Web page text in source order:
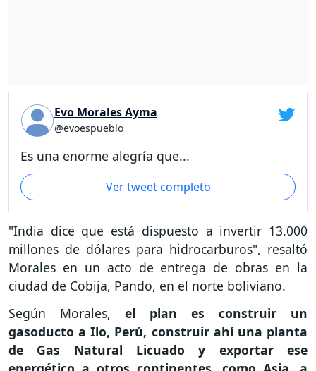
Evo Morales Ayma
@evoespueblo
Es una enorme alegría que...
Ver tweet completo
"India dice que está dispuesto a invertir 13.000
millones de dólares para hidrocarburos", resaltó
Morales en un acto de entrega de obras en la
ciudad de Cobija, Pando, en el norte boliviano.
Según Morales, el plan es construir un
gasoducto a Ilo, Perú, construir ahí una planta
de Gas Natural Licuado y exportar ese